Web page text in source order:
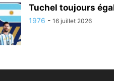
Tuchel toujours
1976 - 16 juillet 2026